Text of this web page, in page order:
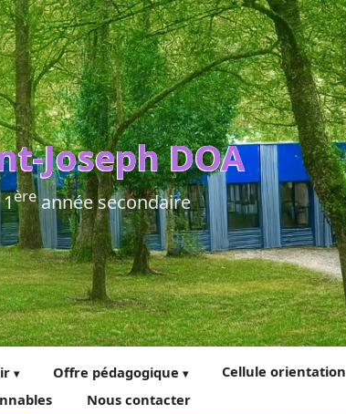
Joseph DOA
èreannée secondaire
Offre pédagogique Cellule orientation
Nous contacter